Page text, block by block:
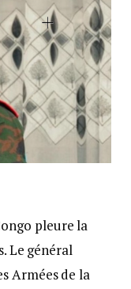
pleure la
Le général
Armées de la